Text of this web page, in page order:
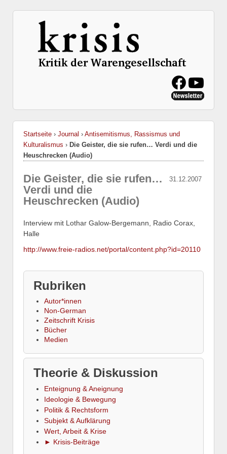
Startseite › Journal › Antisemitismus, Rassismus und
Kulturalismus › Die Geister, die sie rufen… Verdi und die
Heuschrecken (Audio)
31.12.2007
Die Geister, die sie rufen…
Verdi und die
Heuschrecken (Audio)
Interview mit Lothar Galow-Bergemann, Radio Corax,
Halle
http://www.freie-radios.net/portal/content.php?id=20110
Rubriken
Autor*innen
Non-German
Zeitschrift Krisis
Bücher
Medien
Theorie & Diskussion
Enteignung & Aneignung
Ideologie & Bewegung
Politik & Rechtsform
Subjekt & Aufklärung
Wert, Arbeit & Krise
► Krisis-Beiträge